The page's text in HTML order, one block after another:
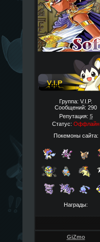
Группа: V.I.P.
Сообщений: 290
Репутация: 5
Статус: Оффлайн
Покемоны сайта:
Награды:
GiZmo